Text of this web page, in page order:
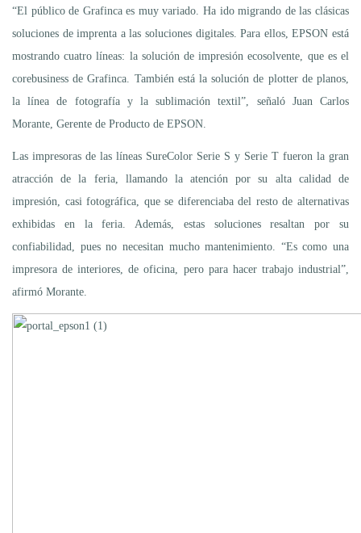
“El público de Grafinca es muy variado. Ha ido migrando de las clásicas
soluciones de imprenta a las soluciones digitales. Para ellos, EPSON está
mostrando cuatro líneas: la solución de impresión ecosolvente, que es el
corebusiness de Grafinca. También está la solución de plotter de planos,
la línea de fotografía y la sublimación textil”, señaló Juan Carlos
Morante, Gerente de Producto de EPSON.
Las impresoras de las líneas SureColor Serie S y Serie T fueron la gran
atracción de la feria, llamando la atención por su alta calidad de
impresión, casi fotográfica, que se diferenciaba del resto de alternativas
exhibidas en la feria. Además, estas soluciones resaltan por su
confiabilidad, pues no necesitan mucho mantenimiento. “Es como una
impresora de interiores, de oficina, pero para hacer trabajo industrial”,
afirmó Morante.